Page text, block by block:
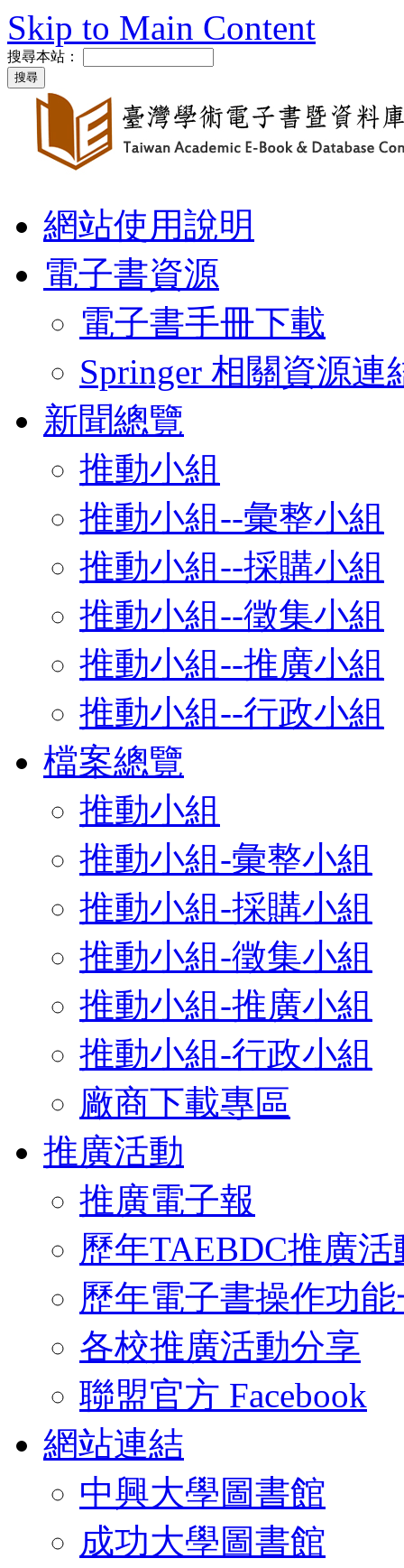
Skip to Main Content
搜尋本站：
網站使用說明
電子書資源
電子書手冊下載
Springer 相關資源連
新聞總覽
推動小組
推動小組--彙整小組
推動小組--採購小組
推動小組--徵集小組
推動小組--推廣小組
推動小組--行政小組
檔案總覽
推動小組
推動小組-彙整小組
推動小組-採購小組
推動小組-徵集小組
推動小組-推廣小組
推動小組-行政小組
廠商下載專區
推廣活動
推廣電子報
歷年TAEBDC推廣活
歷年電子書操作功
各校推廣活動分享
聯盟官方 Facebook
網站連結
中興大學圖書館
成功大學圖書館